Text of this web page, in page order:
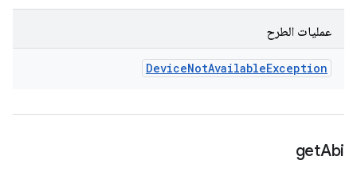
عمليات الطرح
DeviceNotAvailableException
getAbi